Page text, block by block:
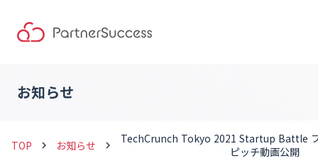
お知らせ
TOP keyboard_arrow_right お知らせ keyboard_arrow_right
TechCrunch Tokyo 2021 Startup Battle
ピッチ動画公開